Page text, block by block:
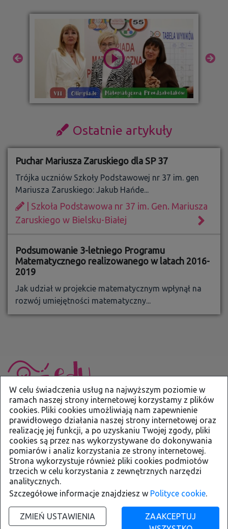
W celu świadczenia usług na najwyższym poziomie w
ramach naszej strony internetowej korzystamy z plików
cookies. Pliki cookies umożliwiają nam zapewnienie
prawidłowego działania naszej strony internetowej oraz
realizację jej funkcji, a po uzyskaniu Twojej zgody, pliki
cookies są przez nas wykorzystywane do dokonywania
pomiarów i analiz korzystania ze strony internetowej.
Strona wykorzystuje również pliki cookies podmiotów
trzecich w celu korzystania z zewnętrznych narzędzi
analitycznych.
Szczegółowe informacje znajdziesz w Polityce cookie.
ZMIEŃ USTAWIENIA
ZAAKCEPTUJ
Ostatnie artykuły
Puchar Mariusza Zaruskiego dla SP 37
Trójka uczniów Szkoły Podstawowej nr 37 im. gen
Mariusza Zaruskiego: Jakub Hańde...
| Szkoła Podstawowa nr 37 im. Gen. Mariusza
Zaruskiego w Bielsku-Białej
Podsumowanie 3-letniego Programu
Matematycznego realizowanego w latach 2016-
2019
Jak udział w projekcie matematycznym wpłynął na
rozwój umiejętności matematyczny...
kontakt@eduportal.bielsko.pl
Deklaracja dostępności
Wysoki kontrast
+
++ +++